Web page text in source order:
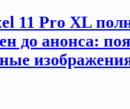
11 Pro XL
до анонса: